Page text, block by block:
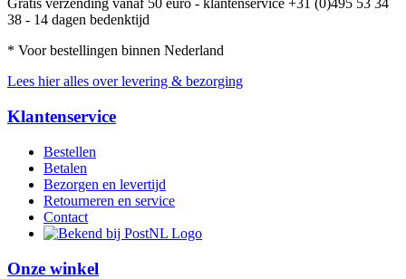
Gratis verzending vanaf 50 euro - klantenservice +31 (0)495 53 34
38 - 14 dagen bedenktijd
* Voor bestellingen binnen Nederland
Lees hier alles over levering & bezorging
Klantenservice
Bestellen
Betalen
Bezorgen en levertijd
Retourneren en service
Contact
Onze winkel